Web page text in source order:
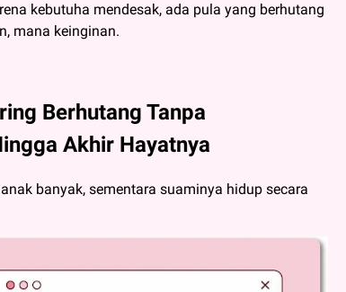
kebutuha mendesak, ada pula yang berhutang
mana keinginan.
Berhutang Tanpa
Akhir Hayatnya
banyak, sementara suaminya hidup secara